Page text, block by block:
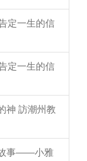
定一生的信
定一生的信
神 訪潮州教
故事——小雅